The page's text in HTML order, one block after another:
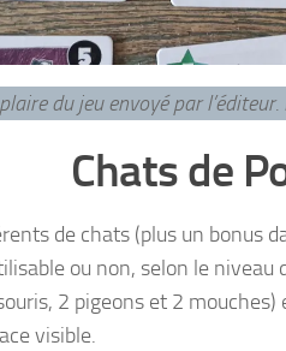
du jeu envoyé par
Chats de
de chats (plus un bonus
ou non, selon le niveau
2 pigeons et 2
visible.